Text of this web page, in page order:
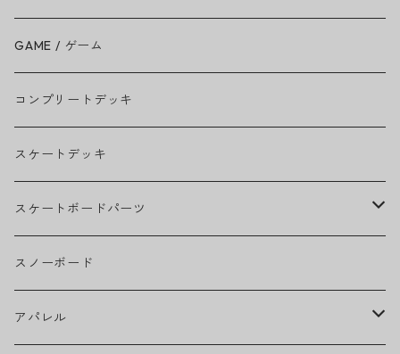
BEASTIE BOYS
THE BEATLES
BILLIE EILISH
BOB MARLEY
CAMILA CABELLO
Ed Sheeran
GAME / ゲーム
コンプリートデッキ
スケートデッキ
スケートボードパーツ
グリップテープ
ウィール
スノーボード
アパレル